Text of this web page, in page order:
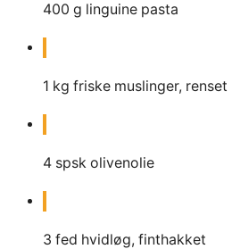
400 g linguine pasta
1 kg friske muslinger, renset
4 spsk olivenolie
3 fed hvidløg, finthakket